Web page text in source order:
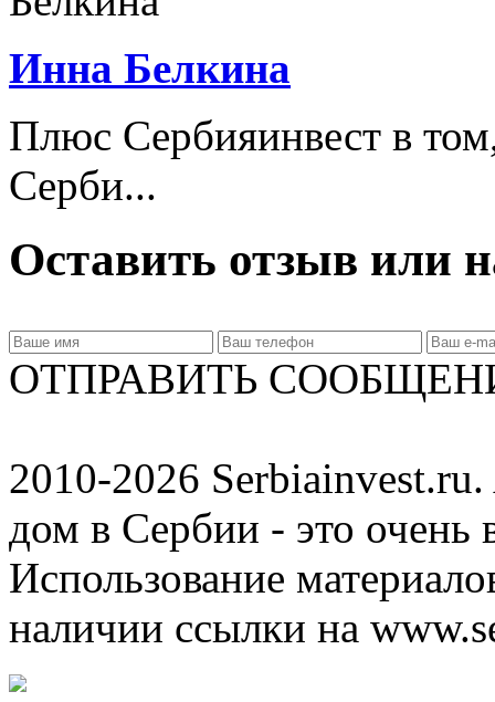
Инна Белкина
Плюс Сербияинвест в
Серби...
Оставить отзыв или
ОТПРАВИТЬ
2010-2026
дом в Сербии - это очень
Использование
наличии ссылки на